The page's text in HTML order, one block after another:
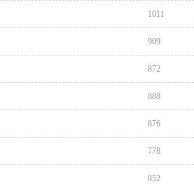
1011
909
872
888
876
778
852